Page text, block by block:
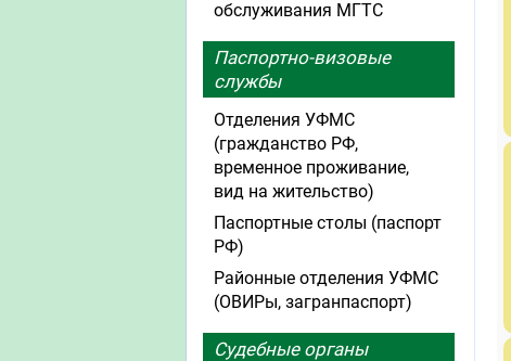
обслуживания МГТС
Паспортно-визовые
службы
Отделения УФМС
(гражданство РФ,
временное проживание,
вид на жительство)
Паспортные столы (паспорт
РФ)
Районные отделения УФМС
(ОВИРы, загранпаспорт)
Судебные органы